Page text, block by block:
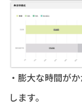
・膨大な時間が
します。